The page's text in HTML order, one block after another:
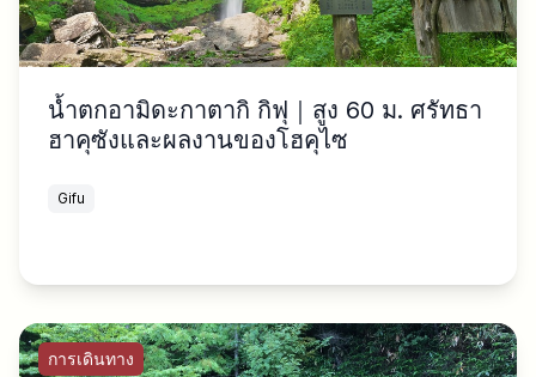
น้ำตกอามิดะกาตากิ กิฟุ｜สูง 60 ม. ศรัทธา
ฮาคุซังและผลงานของโฮคุไซ
Gifu
การเดินทาง